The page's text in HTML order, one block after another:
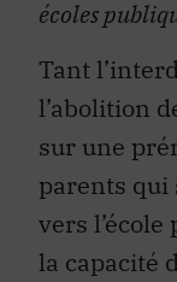
écoles
Tant
l’abolition
sur une
parents qui
vers
la capacité